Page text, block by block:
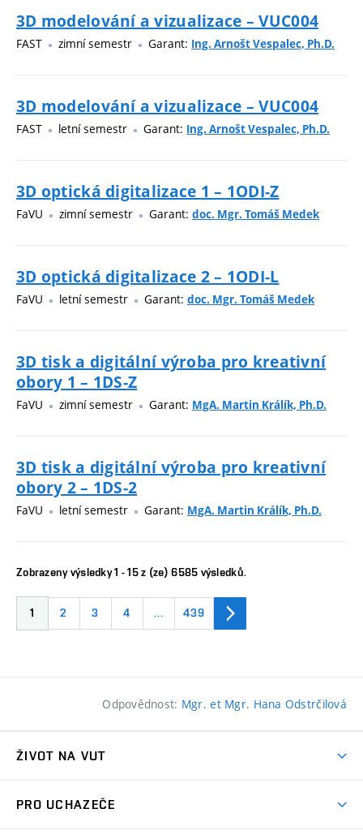
3D modelování a vizualizace – VUC004
FAST zimní semestr Garant: Ing. Arnošt Vespalec, Ph.D.
3D modelování a vizualizace – VUC004
FAST letní semestr Garant: Ing. Arnošt Vespalec, Ph.D.
3D optická digitalizace 1 – 1ODI-Z
FaVU zimní semestr Garant: doc. Mgr. Tomáš Medek
3D optická digitalizace 2 – 1ODI-L
FaVU letní semestr Garant: doc. Mgr. Tomáš Medek
3D tisk a digitální výroba pro kreativní
obory 1 – 1DS-Z
FaVU zimní semestr Garant: MgA. Martin Králík, Ph.D.
3D tisk a digitální výroba pro kreativní
obory 2 – 1DS-2
FaVU letní semestr Garant: MgA. Martin Králík, Ph.D.
Zobrazeny výsledky 1 - 15 z (ze) 6585 výsledků.
1 2 3 4 … 439
Odpovědnost: Mgr. et Mgr. Hana Odstrčilová
ŽIVOT NA VUT
PRO UCHAZEČE